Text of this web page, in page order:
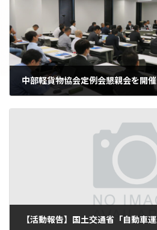
中部軽貨物協会定例会懇親会を開催